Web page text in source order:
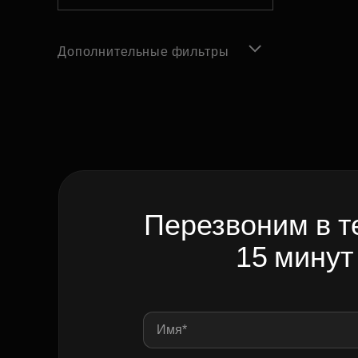
Дополнительные фильтры
Перезвоним в
15 минут